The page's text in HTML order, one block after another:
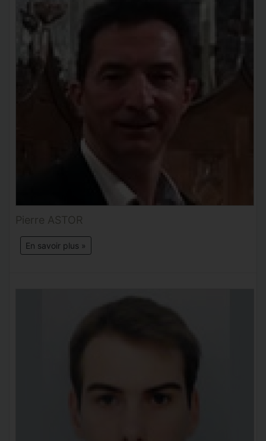
Pierre ASTOR
En savoir plus »